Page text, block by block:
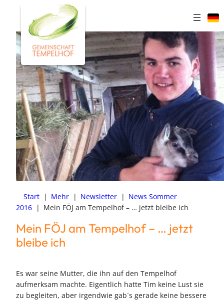
springen
Start | Mehr | Newsletter | News Sommer
2016 | Mein FÖJ am Tempelhof – … jetzt bleibe ich
Mein FÖJ am Tempelhof – … jetzt
bleibe ich
Es war seine Mutter, die ihn auf den Tempelhof
aufmerksam machte. Eigentlich hatte Tim keine Lust sie
zu begleiten, aber irgendwie gab`s gerade keine bessere